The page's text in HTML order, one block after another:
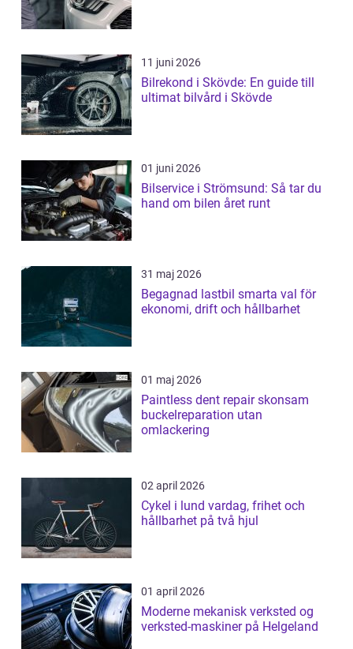
11 juni 2026
Bilrekond i Skövde: En guide till
ultimat bilvård i Skövde
01 juni 2026
Bilservice i Strömsund: Så tar du
hand om bilen året runt
31 maj 2026
Begagnad lastbil smarta val för
ekonomi, drift och hållbarhet
01 maj 2026
Paintless dent repair skonsam
buckelreparation utan
omlackering
02 april 2026
Cykel i lund vardag, frihet och
hållbarhet på två hjul
01 april 2026
Moderne mekanisk verksted og
verksted-maskiner på Helgeland